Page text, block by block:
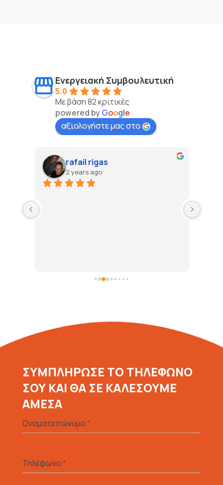
Ενεργειακή Συμβουλευτική
5.0
Με βάση 82 κριτικές
powered byGoogle
αξιολογήστε μας στο
rafail rigas
2 years ago
ΣΥΜΠΛΗΡΩΣΕ ΤΟ ΤΗΛΕΦΩΝΟ
ΣΟΥ ΚΑΙ ΘΑ ΣΕ ΚΑΛΕΣΟΥΜΕ
ΑΜΕΣΑ
Ονοματεπώνυμο *
Τηλέφωνο *